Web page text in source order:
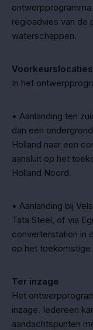
regioadvies van de
waterschappen.
Voorkeurslocaties
In het
• Aanlanding ten
dan een
Holland naar een
aansluit op het
Holland Noord.
• Aanlanding bij
Tata Steel, of via
converterstation in
op het toekomstige
Ter inzage
Het
inzage. Iedereen
aandachtspunten